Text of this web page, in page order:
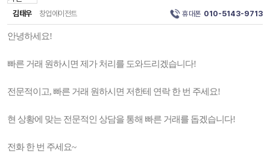
김태우 창업에이전트 휴대폰 010-5143-9713
안녕하세요!
빠른 거래 원하시면 제가 처리를 도와드리겠습니다!
전문적이고, 빠른 거래 원하시면 저한테 연락 한 번 주세요!
현 상황에 맞는 전문적인 상담을 통해 빠른 거래를 돕겠습니다!
전화 한 번 주세요~